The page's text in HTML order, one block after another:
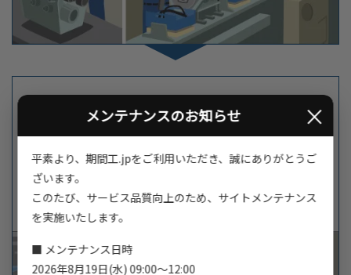
組立・組付け
生産ラインの最終工程
シートやインパネなどの内装部品や、ワイパー、ミラーなどの
などの部品の組付けを行います。
メンテナンスのお知らせ ×
平素より、期間工.jpをご利用いただき、誠にありがとうご
ざいます。
このたび、サービス品質向上のため、サイトメンテナンス
を実施いたします。
■ メンテナンス日時
2026年8月19日(水) 09:00～12:00